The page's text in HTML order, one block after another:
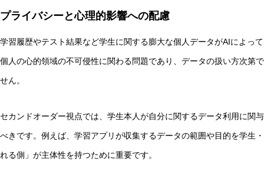
プライバシーと心理的影響への配慮
学習履歴やテスト結果など学生に関する膨大な個人データがAIによっ
個人の心的領域の不可侵性に関わる問題であり、データの扱い方次第
せん。
セカンドオーダー視点では、学生本人が自分に関するデータ利用に関
べきです。例えば、学習アプリが収集するデータの範囲や目的を学生
れる側」が主体性を持つために重要です。